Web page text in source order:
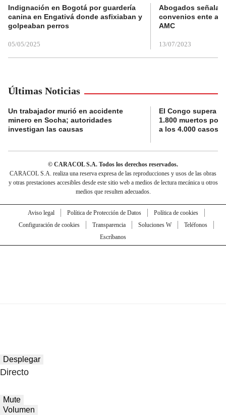
Indignación en Bogotá por guardería
canina en Engativá donde asfixiaban y
golpeaban perros
05/05/2025
Abogados
convenios ente
AMC
13/07/2023
Últimas Noticias
Un trabajador murió en accidente
minero en Socha; autoridades
investigan las causas
El Congo supera
1.800 muertos por
a los 4.000 casos
© CARACOL S.A. Todos los derechos reservados.
CARACOL S.A. realiza una reserva expresa de las reproducciones y usos de las obras
y otras prestaciones accesibles desde este sitio web a medios de lectura mecánica u otros
medios que resulten adecuados.
Aviso legal Política de Protección de Datos
Política de cookies
Configuración de cookies
Transparencia Soluciones W
Teléfonos
Escríbanos
Desplegar
Directo
Mute
Volumen